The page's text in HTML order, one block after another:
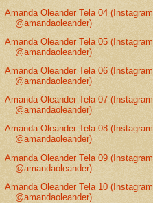
Amanda Oleander Tela 04 (Instagram
@amandaoleander)
Amanda Oleander Tela 05 (Instagram
@amandaoleander)
Amanda Oleander Tela 06 (Instagram
@amandaoleander)
Amanda Oleander Tela 07 (Instagram
@amandaoleander)
Amanda Oleander Tela 08 (Instagram
@amandaoleander)
Amanda Oleander Tela 09 (Instagram
@amandaoleander)
Amanda Oleander Tela 10 (Instagram
@amandaoleander)